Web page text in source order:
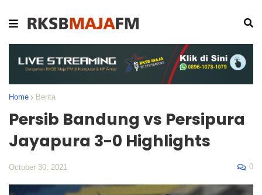
Home Berita
Persib Bandung vs Persipura
Jayapura 3-0 Highlights
October 30, 2021 0